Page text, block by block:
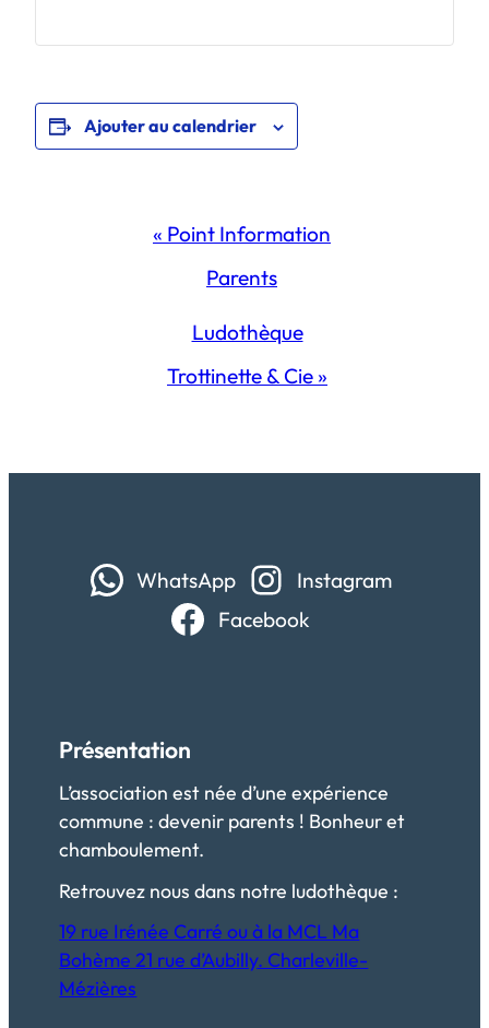
Ajouter au calendrier
« Point Information
Parents
Ludothèque
Trottinette & Cie »
WhatsApp
Instagram
Facebook
Présentation
L’association est née d’une expérience
commune : devenir parents ! Bonheur et
chamboulement.
Retrouvez nous dans notre ludothèque :
19 rue Irénée Carré ou à la MCL Ma
Bohème 21 rue d’Aubilly. Charleville-
Mézières